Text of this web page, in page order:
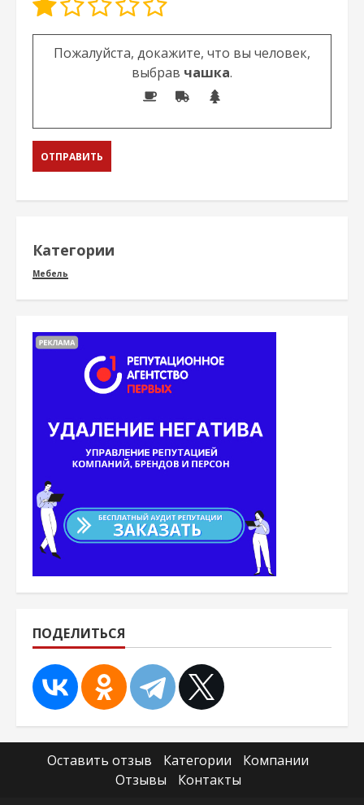
Оставьте это поле пустым.
Пожалуйста, докажите, что вы человек,
выбрав чашка.
Категории
Мебель
ПОДЕЛИТЬСЯ
Оставить отзыв Категории
Компании
Отзывы
Контакты